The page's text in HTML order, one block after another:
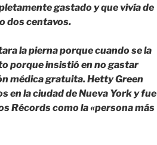
gastado y que vivía de
dos centavos.
la pierna porque cuando se la
porque insistió en no gastar
médica gratuita. Hetty Green
en la ciudad de Nueva York y fue
Récords como la «persona más